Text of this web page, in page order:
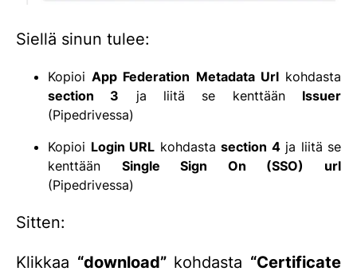
Siellä sinun tulee:
KopioiApp Federation Metadata Urlkohdasta
section 3 ja liitä se kenttään Issuer
(Pipedrivessa)
Kopioi Login URL kohdasta section 4ja liitä se
kenttään Single Sign On (SSO) url
(Pipedrivessa)
Sitten:
Klikkaa “download”kohdasta “Certificate